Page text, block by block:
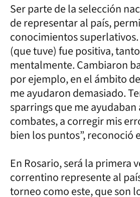
Ser parte de la selección
de representar al país,
conocimientos
(que tuve) fue positiva,
mentalmente. Cambiaron
por ejemplo, en el ámbito
me ayudaron demasiado.
sparrings que me
combates, a corregir mis
bien los puntos”, reconoció
En Rosario, será la primera
correntino represente al
torneo como este, que son